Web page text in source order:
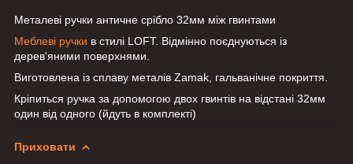
Металеві ручки античне срібло 32мм між гвинтами
Меблеві ручки в стилі LOFT. Відмінно поєднуються із
дерев'яними поверхнями.
Виготовлена із сплаву металів Zamak, гальванічне покриття.
Кріпиться ручка за допомогою двох гвинтів на відстані 32мм
один від одного (йдуть в комплекті)
Приховати